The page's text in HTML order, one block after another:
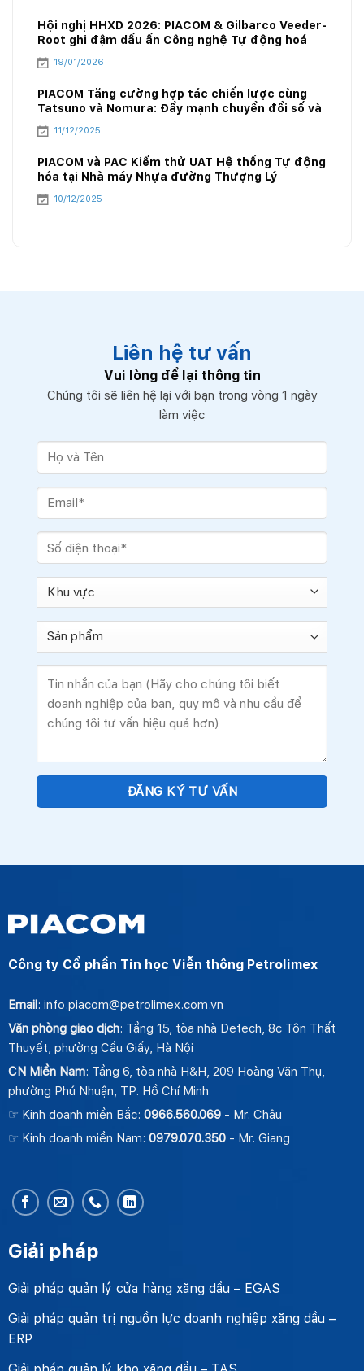
Hội nghị HHXD 2026: PIACOM & Gilbarco Veeder-
Root ghi đậm dấu ấn Công nghệ Tự động hoá
kho xăng dầu cùng Ưu đãi Độc quyền 20%
19/01/2026
PIACOM Tăng cường hợp tác chiến lược cùng
Tatsuno và Nomura: Đẩy mạnh chuyển đổi số và
công nghệ năng lượng mới
11/12/2025
PIACOM và PAC Kiểm thử UAT Hệ thống Tự động
hóa tại Nhà máy Nhựa đường Thượng Lý
10/12/2025
Liên hệ tư vấn
Vui lòng để lại thông tin
Chúng tôi sẽ liên hệ lại với bạn trong vòng 1 ngày
làm việc
Công ty Cổ phần Tin học Viễn thông Petrolimex
Email: info.piacom@petrolimex.com.vn
Văn phòng giao dịch: Tầng 15, tòa nhà Detech, 8c Tôn Thất
Thuyết, phường Cầu Giấy, Hà Nội
CN Miền Nam: Tầng 6, tòa nhà H&H, 209 Hoàng Văn Thụ,
phường Phú Nhuận, TP. Hồ Chí Minh
☞ Kinh doanh miền Bắc: 0966.560.069- Mr. Châu
☞ Kinh doanh miền Nam: 0979.070.350- Mr. Giang
Giải pháp
Giải pháp quản lý cửa hàng xăng dầu – EGAS
Giải pháp quản trị nguồn lực doanh nghiệp xăng dầu –
ERP